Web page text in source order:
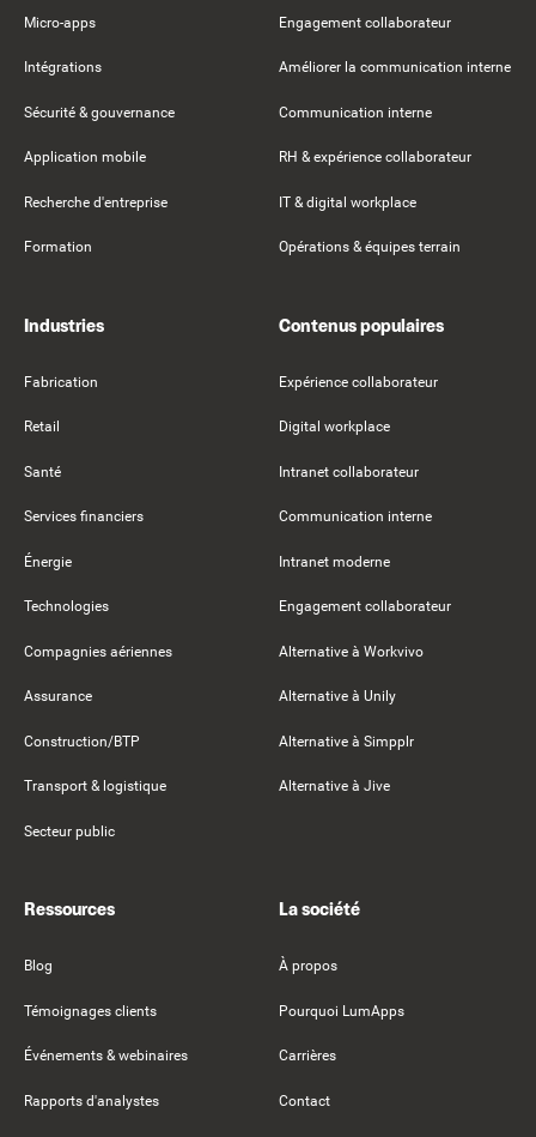
Micro-apps
Intégrations
Sécurité & gouvernance
Application mobile
Recherche d'entreprise
Formation
Engagement collaborateur
Améliorer la communication interne
Communication interne
RH & expérience collaborateur
IT & digital workplace
Opérations & équipes terrain
Industries
Fabrication
Retail
Santé
Services financiers
Énergie
Technologies
Compagnies aériennes
Assurance
Construction/BTP
Transport & logistique
Secteur public
Contenus populaires
Expérience collaborateur
Digital workplace
Intranet collaborateur
Communication interne
Intranet moderne
Engagement collaborateur
Alternative à Workvivo
Alternative à Unily
Alternative à Simpplr
Alternative à Jive
Ressources
Blog
Témoignages clients
Événements & webinaires
Rapports d'analystes
La société
À propos
Pourquoi LumApps
Carrières
Contact